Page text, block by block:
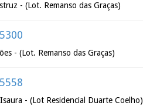
- (Lot. Remanso das Graças)
- (Lot. Remanso das Graças)
- (Lot Residencial Duarte Coelho)